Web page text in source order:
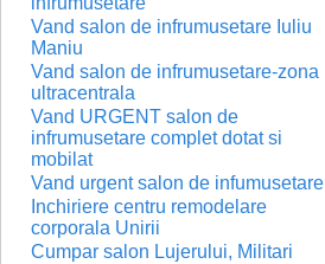
Vand salon de infrumusetare Iuliu
Maniu
Vand salon de infrumusetare-zona
ultracentrala
Vand URGENT salon de
infrumusetare complet dotat si
mobilat
Vand urgent salon de infumusetare
Inchiriere centru remodelare
corporala Unirii
Cumpar salon Lujerului, Militari